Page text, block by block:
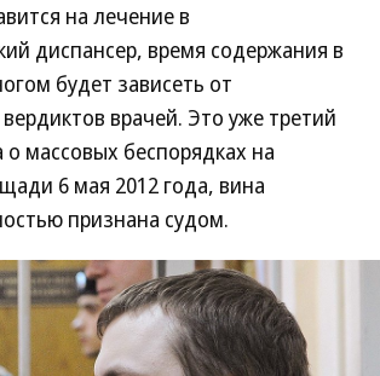
на лечение в
диспансер, время содержания в
будет зависеть от
врачей. Это уже третий
о массовых беспорядках на
6 мая 2012 года, вина
признана судом.